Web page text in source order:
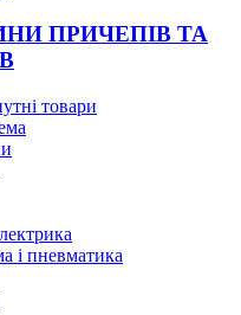
ПРИЧЕПІВ ТА
товари
і пневматика